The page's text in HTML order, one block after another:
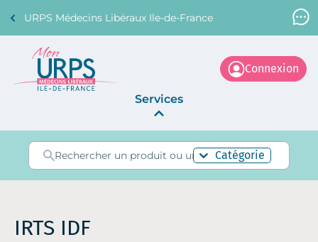
URPS Médecins Libéraux Ile-de-France
Support Médecin
01 45 45 45 45
Services
Annonces
La Centrale
Connexion
Catégorie
IRTS IDF